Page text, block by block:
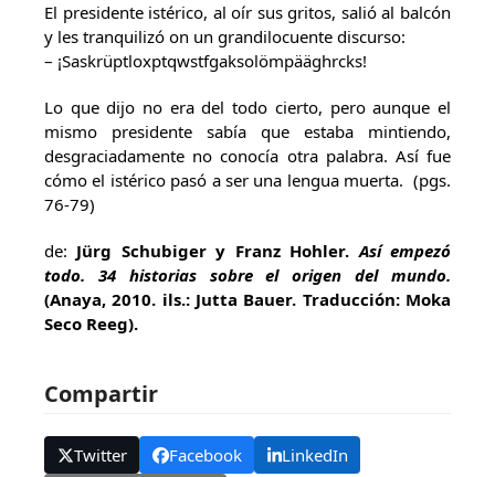
El presidente istérico, al oír sus gritos, salió al balcón
y les tranquilizó on un grandilocuente discurso:
– ¡Saskrüptloxptqwstfgaksolömpääghrcks!
Lo que dijo no era del todo cierto, pero aunque el
mismo presidente sabía que estaba mintiendo,
desgraciadamente no conocía otra palabra. Así fue
cómo el istérico pasó a ser una lengua muerta. (pgs.
76-79)
de: Jürg Schubiger y Franz Hohler.Así empezó
todo. 34 historias sobre el origen del mundo.
(Anaya, 2010. ils.: Jutta Bauer. Traducción: Moka
Seco Reeg).
Compartir
Twitter Facebook
LinkedIn